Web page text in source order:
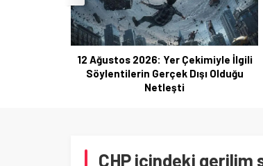
12 Ağustos 2026: Yer Çekimiyle İlgili
Söylentilerin Gerçek Dışı Olduğu
Netleşti
CHP içindeki gerilim